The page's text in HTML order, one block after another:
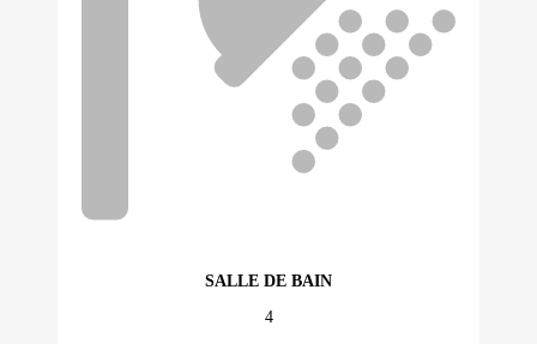
SALLE DE BAIN
4